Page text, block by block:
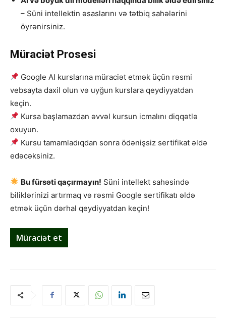
– Süni intellektin əsaslarını və tətbiq sahələrini
öyrənirsiniz.
Müraciət Prosesi
Google AI kurslarına müraciət etmək üçün rəsmi
vebsayta daxil olun və uyğun kurslara qeydiyyatdan
keçin.
Kursa başlamazdan əvvəl kursun icmalını diqqətlə
oxuyun.
Kursu tamamladıqdan sonra ödənişsiz sertifikat əldə
edəcəksiniz.
Bu fürsəti qaçırmayın! Süni intellekt sahəsində
biliklərinizi artırmaq və rəsmi Google sertifikatı əldə
etmək üçün dərhal qeydiyyatdan keçin!
Müraciət et